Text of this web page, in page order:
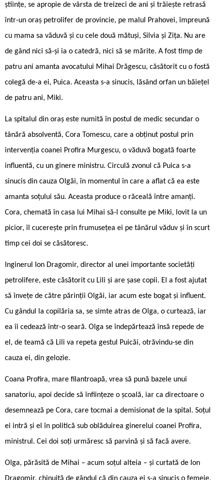
științe, se apropie de vârsta de treizeci de ani și trăiește retrasă
într-un oraș petrolifer de provincie, pe malul Prahovei, împreună
cu mama sa văduvă și cu cele două mătuși, Silvia și Zița. Nu are
de gând nici să-și ia o catedră, nici să se mărite. A fost timp de
patru ani amanta avocatului Mihai Drăgescu, căsătorit cu o fostă
colegă de-a ei, Puica. Aceasta s-a sinucis, lăsând orfan un băiețel
de patru ani, Miki.
La spitalul din oraș este numită în postul de medic secundar o
tânără absolventă, Cora Tomescu, care a obținut postul prin
intervenția coanei Profira Murgescu, o văduvă bogată foarte
influentă, cu un ginere ministru. Circulă zvonul că Puica s-a
sinucis din cauza Olgăi, în momentul în care a aflat că ea este
amanta soțului său. Aceasta produce o răceală între amanți.
Cora, chemată în casa lui Mihai să-l consulte pe Miki, lovit la un
picior, îl cucerește prin frumusețea ei pe tânărul văduv și în scurt
timp cei doi se căsătoresc.
Inginerul Ion Dragomir, director al unei importante societăți
petrolifere, este căsătorit cu Lili și are șase copii. El a fost ajutat
să învețe de către părinții Olgăi, iar acum este bogat și influent.
Cu gândul la copilăria sa, se simte atras de Olga, o curtează, iar
ea îi cedează într-o seară. Olga se îndepărtează însă repede de
el, de teamă că Lili va repeta gestul Puicăi, otrăvindu-se din
cauza ei, din gelozie.
Coana Profira, mare filantroapă, vrea să pună bazele unui
sanatoriu, apoi decide să înființeze o școală, iar ca directoare o
desemnează pe Cora, care tocmai a demisionat de la spital. Soțul
ei intră și el în politică sub oblăduirea ginerelui coanei Profira,
ministrul. Cei doi soți urmăresc să parvină și să facă avere.
Olga, părăsită de Mihai – acum soțul alteia – și curtată de Ion
Dragomir, chinuită de gândul că din cauza ei s-a sinucis o femeie,